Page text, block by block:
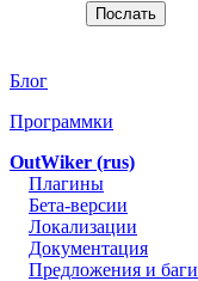
Блог
Программки
OutWiker (rus)
Плагины
Бета-версии
Локализации
Документация
Предложения и баги